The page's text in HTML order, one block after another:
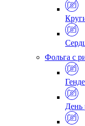
Фольга с
День